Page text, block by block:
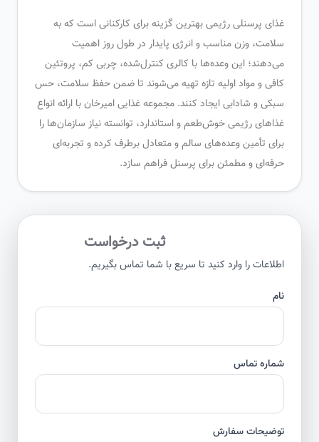
غذای پرسنلی رژیمی بهترین گزینه برای کارکنانی است که به
سلامت، وزن مناسب و انرژی پایدار در طول روز اهمیت
می‌دهند؛ این وعده‌ها با کالری کنترل‌شده، چربی کم، پروتئین
کافی و مواد اولیه تازه تهیه می‌شوند تا ضمن حفظ سلامت، حس
سبکی و شادابی ایجاد کنند. مجموعه غذایی امیرخان با ارائه انواع
غذاهای رژیمی خوش‌طعم و استاندارد، توانسته نیاز سازمان‌ها را
برای تأمین وعده‌های سالم و متعادل برطرف کرده و تجربه‌ای
حرفه‌ای و مطمئن برای پرسنل فراهم سازد.
ثبت درخواست
اطلاعات را وارد کنید تا سریع با شما تماس بگیریم.
شماره تماس
توضیحات سفارش